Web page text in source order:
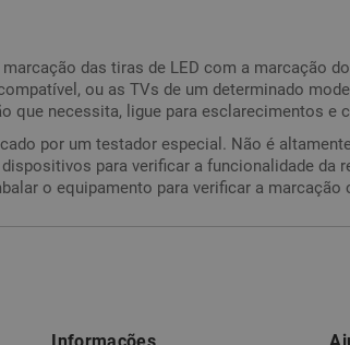
das tiras de LED com a marcação
ou as TVs de um determinado
que necessita, ligue para esclarecimentos e
por um testador especial. Não é
para verificar a funcionalidade da
o equipamento para verificar a marcação